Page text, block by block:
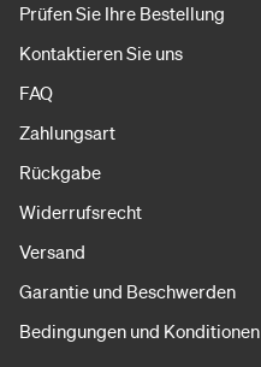
Prüfen Sie Ihre Bestellung
Kontaktieren Sie uns
FAQ
Zahlungsart
Rückgabe
Widerrufsrecht
Versand
Garantie und Beschwerden
Bedingungen und Konditionen